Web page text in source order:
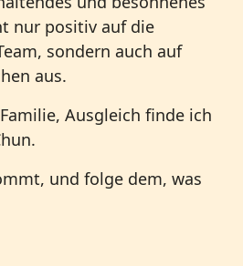
nur positiv auf die
sondern auch auf
aus.
Ausgleich finde ich
und folge dem, was